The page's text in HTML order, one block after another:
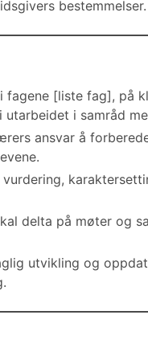
bestemmelser.
[liste fag], på
i samråd
ansvar å
delta på møter og
utvikling og